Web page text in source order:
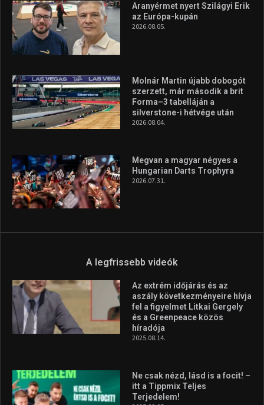
Aranyérmet nyert Szilágyi Erik
az Európa-kupán
2026.08.05.
Molnár Martin újabb dobogót
szerzett, már második a brit
Forma–3 tabelláján a
silverstone-i hétvége után
2026.08.04.
Megvan a magyar négyes a
Hungarian Darts Trophyra
2026.07.31.
A legfrissebb videók
Az extrém időjárás és az
aszály következményeire hívja
fel a figyelmet Litkai Gergely
és a Greenpeace közös
híradója
2025.08.14.
Ne csak nézd, lásd is a focit! –
itt a Tippmix Teljes
Terjedelem!